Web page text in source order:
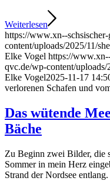
Weiterlesen
https://www.xn--
content/uploads/2025/11/
Elke Vogel https://
qvc.de/wp-content/
Elke Vogel2025-11-17
verlorenen Schafen und
Das wütende
Bäche
Zu Beginn zwei Bilder, die
Sommer in mein Herz
Strand der Nordsee